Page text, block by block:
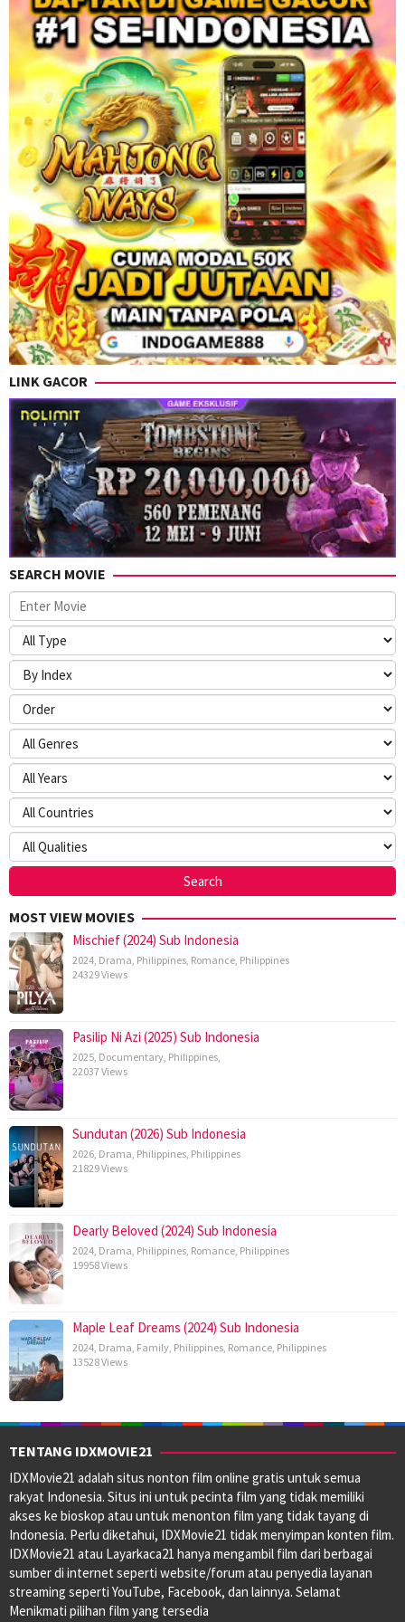
LINK GACOR
SEARCH MOVIE
MOST VIEW MOVIES
Mischief (2024) Sub Indonesia
2024 Drama Philippines Romance Philippines
24329 Views
Pasilip Ni Azi (2025) Sub Indonesia
2025 Documentary Philippines
22037 Views
Sundutan (2026) Sub Indonesia
2026 Drama Philippines Philippines
21829 Views
Dearly Beloved (2024) Sub Indonesia
2024 Drama Philippines Romance Philippines
19958 Views
Maple Leaf Dreams (2024) Sub Indonesia
2024 Drama Family Philippines Romance Philippines
13528 Views
TENTANG IDXMOVIE21
IDXMovie21 adalah situs nonton film online gratis untuk semua
rakyat Indonesia. Situs ini untuk pecinta film yang tidak memiliki
akses ke bioskop atau untuk menonton film yang tidak tayang di
Indonesia. Perlu diketahui, IDXMovie21 tidak menyimpan konten film.
IDXMovie21 atau Layarkaca21 hanya mengambil film dari berbagai
sumber di internet seperti website/forum atau penyedia layanan
streaming seperti YouTube, Facebook, dan lainnya. Selamat
Menikmati pilihan film yang tersedia